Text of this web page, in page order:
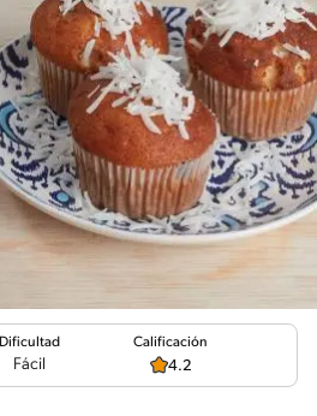
Dificultad
Fácil
Calificación
4.2